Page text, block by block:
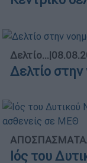
Δελτίο...|
Δελτίο
Ιός του